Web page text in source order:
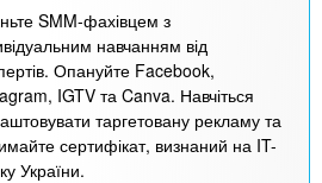
SMM-фахівцем з
навчанням від
Опануйте Facebook,
IGTV та Canva. Навчіться
таргетовану рекламу та
сертифікат, визнаний на IT-
України.